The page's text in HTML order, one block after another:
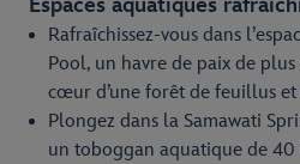
Espaces aquatiques
Rafraîchissez-vous dans
Pool, un havre de paix de
cœur d’une forêt de feuillus
Plongez dans la Samawati
un toboggan aquatique de